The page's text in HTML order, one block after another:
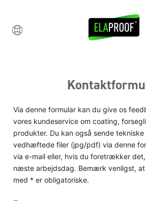
Via denne formular kan du give os
vores kundeservice om coating,
produkter. Du kan også sende
vedhæftede filer (jpg/pdf) via denne
via e-mail eller, hvis du foretrækker
næste arbejdsdag. Bemærk venligst,
med * er obligatoriske.